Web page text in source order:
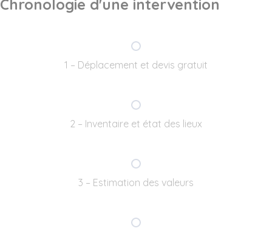
Chronologie d'une intervention
1 – Déplacement et devis gratuit
2 – Inventaire et état des lieux
3 – Estimation des valeurs